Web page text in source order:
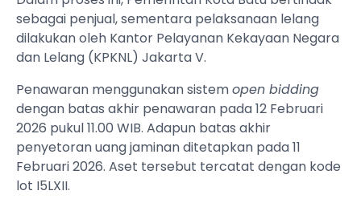
sebagai penjual, sementara pelaksanaan lelang
dilakukan oleh Kantor Pelayanan Kekayaan Negara
dan Lelang (KPKNL) Jakarta V.
Penawaran menggunakan sistemopen bidding
dengan batas akhir penawaran pada 12 Februari
2026 pukul 11.00 WIB. Adapun batas akhir
penyetoran uang jaminan ditetapkan pada 11
Februari 2026. Aset tersebut tercatat dengan kode
lot I5LXII.